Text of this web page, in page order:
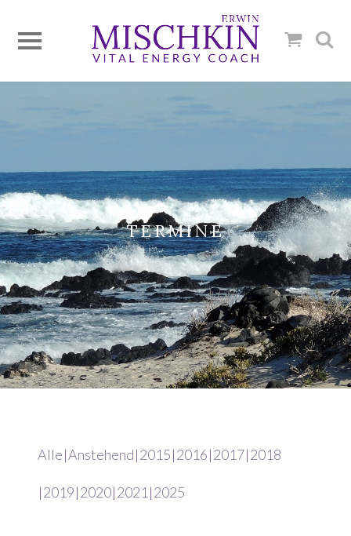
TERMINE
Alle Anstehend 2015 2016 2017 2018
2019 2020 2021 2025